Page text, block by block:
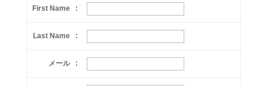
First Name :
Last Name :
メール :